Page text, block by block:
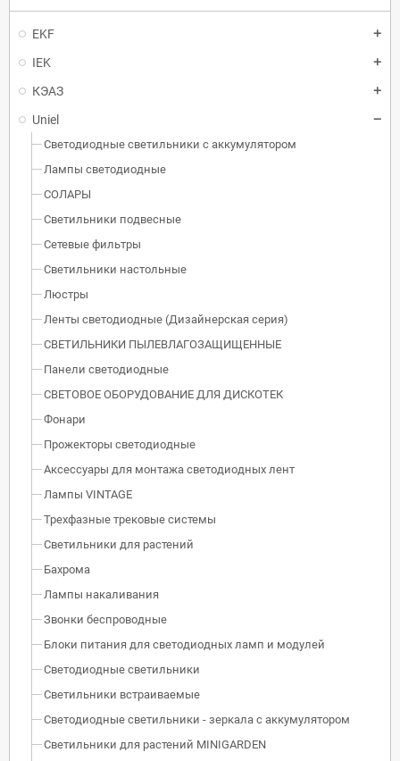
EKF
IEK
КЭАЗ
Uniel
Светодиодные светильники с аккумулятором
Лампы светодиодные
СОЛАРЫ
Светильники подвесные
Сетевые фильтры
Светильники настольные
Люстры
Ленты светодиодные (Дизайнерская серия)
СВЕТИЛЬНИКИ ПЫЛЕВЛАГОЗАЩИЩЕННЫЕ
Панели светодиодные
СВЕТОВОЕ ОБОРУДОВАНИЕ ДЛЯ ДИСКОТЕК
Фонари
Прожекторы светодиодные
Аксессуары для монтажа светодиодных лент
Лампы VINTAGE
Трехфазные трековые системы
Светильники для растений
Бахрома
Лампы накаливания
Звонки беспроводные
Блоки питания для светодиодных ламп и модулей
Светодиодные светильники
Светильники встраиваемые
Светодиодные светильники - зеркала с аккумулятором
Светильники для растений MINIGARDEN